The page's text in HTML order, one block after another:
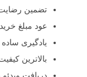
تضمین
عود مبلغ
یادگیری
بالاترین